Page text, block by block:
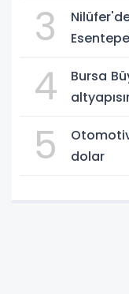
3
4
Bursa
5
dolar